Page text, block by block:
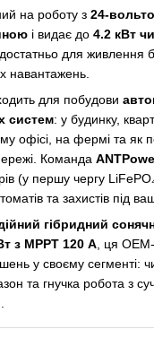
на роботу з 24-
і видає до 4.2 кВт
достатньо для живлення
навантажень.
для побудови
систем: у будинку,
офісі, на фермі та як
Команда
(у першу чергу
та захистів під
гібридний
з MPPT 120 А , ця
у своєму сегменті:
та гнучка робота з